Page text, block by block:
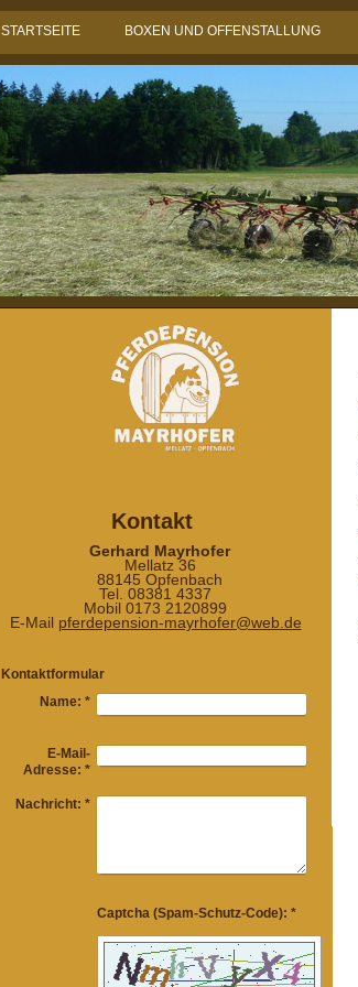
STARTSEITE BOXEN UND OFFENSTALLUNG
Kontakt
Gerhard Mayrhofer
Mellatz 36
88145 Opfenbach
Tel. 08381 4337
Mobil 0173 2120899
E-Mail pferdepension-mayrhofer@web.de
Kontaktformular
Name: *
E-Mail-
Adresse: *
Nachricht: *
Captcha (Spam-Schutz-Code): *